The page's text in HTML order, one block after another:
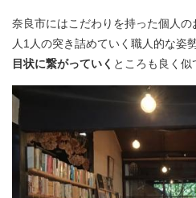
奈良市にはこだわりを持った個人
人1人の突き詰めていく職人的な姿
目状に繋がっていく ところも良く似